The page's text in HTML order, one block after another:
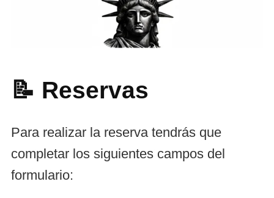
📝 Reservas
Para realizar la reserva tendrás que
completar los siguientes campos del
formulario: